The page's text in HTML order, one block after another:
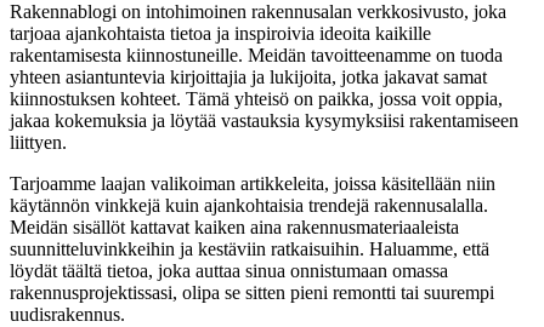
Rakennablogi on intohimoinen rakennusalan verkkosivusto, joka
tarjoaa ajankohtaista tietoa ja inspiroivia ideoita kaikille
rakentamisesta kiinnostuneille. Meidän tavoitteenamme on tuoda
yhteen asiantuntevia kirjoittajia ja lukijoita, jotka jakavat samat
kiinnostuksen kohteet. Tämä yhteisö on paikka, jossa voit oppia,
jakaa kokemuksia ja löytää vastauksia kysymyksiisi rakentamiseen
liittyen.
Tarjoamme laajan valikoiman artikkeleita, joissa käsitellään niin
käytännön vinkkejä kuin ajankohtaisia trendejä rakennusalalla.
Meidän sisällöt kattavat kaiken aina rakennusmateriaaleista
suunnitteluvinkkeihin ja kestäviin ratkaisuihin. Haluamme, että
löydät täältä tietoa, joka auttaa sinua onnistumaan omassa
rakennusprojektissasi, olipa se sitten pieni remontti tai suurempi
uudisrakennus.